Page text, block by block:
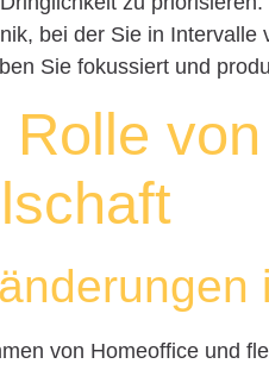
bei der Sie in
Sie fokussiert und
Rolle
von Homeoffice und